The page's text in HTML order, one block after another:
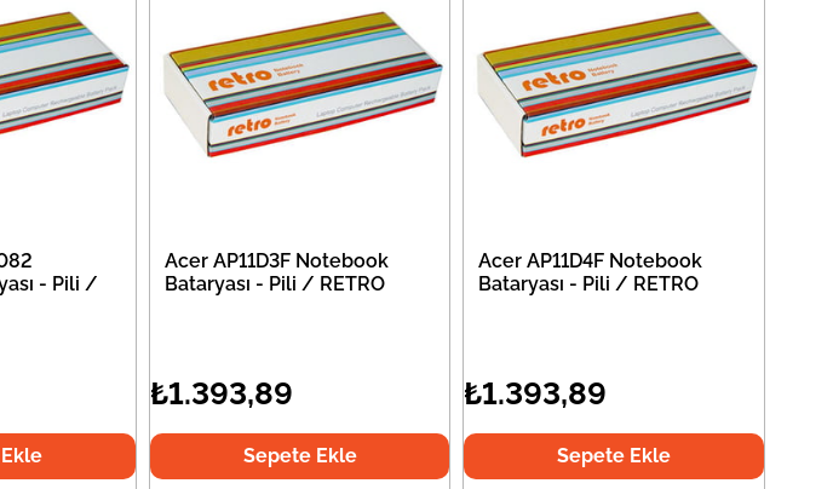
- Pili /
Acer AP11D3F Notebook
Bataryası - Pili / RETRO
₺1.393,89
Sepete Ekle
Acer AP11D4F Notebook
Bataryası - Pili / RETRO
₺1.393,89
Sepete Ekle